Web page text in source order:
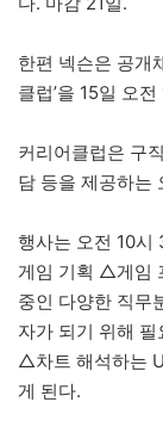
한편 넥슨은 공개
클럽’을 15일 오
커리어클럽은 구
담 등을 제공하는
행사는 오전 10
게임 기획 △게임
중인 다양한 직무
자가 되기 위해
△차트 해석하는
게 된다.